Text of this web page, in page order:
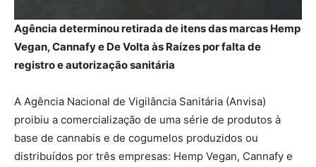
Agência determinou retirada de itens das marcas Hemp
Vegan, Cannafy e De Volta às Raízes por falta de
registro e autorização sanitária
A Agência Nacional de Vigilância Sanitária (Anvisa)
proibiu a comercialização de uma série de produtos à
base de cannabis e de cogumelos produzidos ou
distribuídos por três empresas: Hemp Vegan, Cannafy e